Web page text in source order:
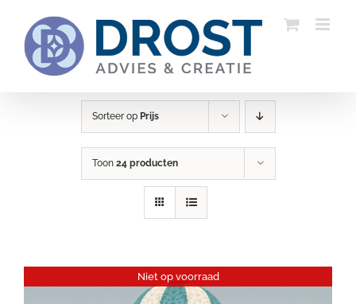
inhoud
Sorteer op Prijs
Toon 24 producten
Niet op voorraad